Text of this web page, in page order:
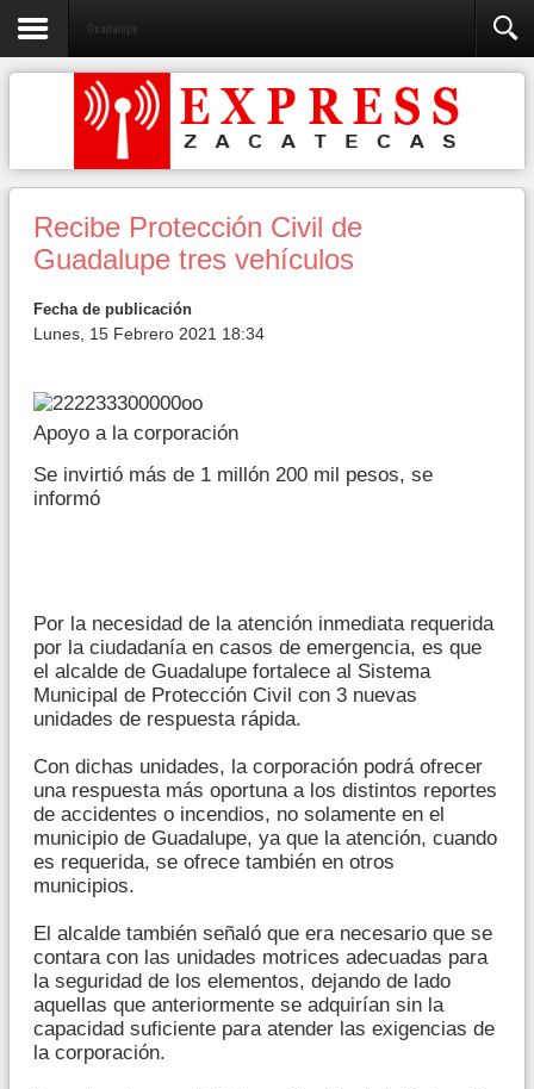
Guadalupe
Recibe Protección Civil de
Guadalupe tres vehículos
Fecha de publicación
Lunes, 15 Febrero 2021 18:34
Apoyo a la corporación
Se invirtió más de 1 millón 200 mil pesos, se
informó
Por la necesidad de la atención inmediata requerida
por la ciudadanía en casos de emergencia, es que
el alcalde de Guadalupe fortalece al Sistema
Municipal de Protección Civil con 3 nuevas
unidades de respuesta rápida.
Con dichas unidades, la corporación podrá ofrecer
una respuesta más oportuna a los distintos reportes
de accidentes o incendios, no solamente en el
municipio de Guadalupe, ya que la atención, cuando
es requerida, se ofrece también en otros
municipios.
El alcalde también señaló que era necesario que se
contara con las unidades motrices adecuadas para
la seguridad de los elementos, dejando de lado
aquellas que anteriormente se adquirían sin la
capacidad suficiente para atender las exigencias de
la corporación.